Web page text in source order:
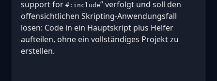
support for #:include” verfolgt und soll den
offensichtlichen Skripting-Anwendungsfall
lösen: Code in ein Hauptskript plus Helfer
aufteilen, ohne ein vollständiges Projekt zu
erstellen.